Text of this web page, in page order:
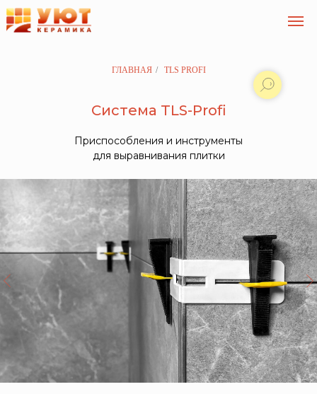
ГЛАВНАЯ / TLS PROFI
Система TLS-Profi
Приспособления и инструменты
для выравнивания плитки